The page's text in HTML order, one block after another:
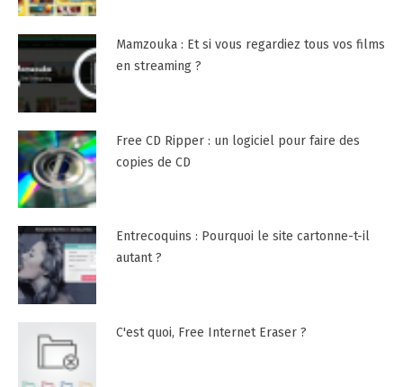
Mamzouka : Et si vous regardiez tous vos films
en streaming ?
Free CD Ripper : un logiciel pour faire des
copies de CD
Entrecoquins : Pourquoi le site cartonne-t-il
autant ?
C'est quoi, Free Internet Eraser ?